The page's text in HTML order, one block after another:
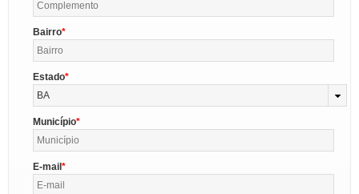
Bairro
Estado
BA
Município
E-mail